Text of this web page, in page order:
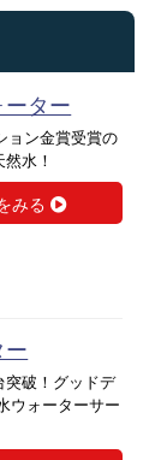
ーター
ョン金賞受賞の
水！
みる
ー
突破！グッドデ
ウォーターサー